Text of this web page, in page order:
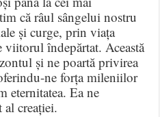
că râul sângelui nostru
și curge, prin viața
viitorul îndepărtat.Această
și ne poartă privirea
ne forța mileniilor
eternitatea.Ea ne
al creației.